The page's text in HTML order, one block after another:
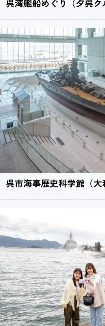
呉湾艦船めぐり（夕呉ク
呉市海事歴史科学館（大